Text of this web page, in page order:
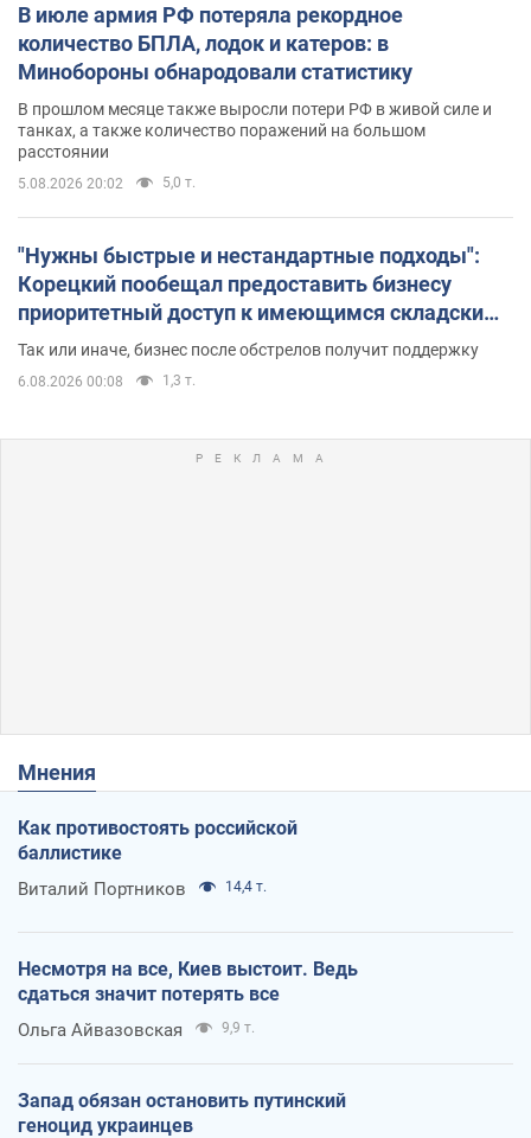
В июле армия РФ потеряла рекордное
количество БПЛА, лодок и катеров: в
Минобороны обнародовали статистику
В прошлом месяце также выросли потери РФ в живой силе и
танках, а также количество поражений на большом
расстоянии
5.08.2026 20:02 5,0 т.
"Нужны быстрые и нестандартные подходы":
Корецкий пообещал предоставить бизнесу
приоритетный доступ к имеющимся складским
помещениям
Так или иначе, бизнес после обстрелов получит поддержку
6.08.2026 00:08 1,3 т.
Мнения
Как противостоять российской
баллистике
Виталий Портников 14,4 т.
Несмотря на все, Киев выстоит. Ведь
сдаться значит потерять все
Ольга Айвазовская 9,9 т.
Запад обязан остановить путинский
геноцид украинцев